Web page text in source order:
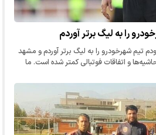
را به لیگ برتر آوردم
شهرخودرو را به لیگ برتر آوردم و مشهد
و اتفاقات فوتبالی کمتر شده است. ما
باشیم. در حال…